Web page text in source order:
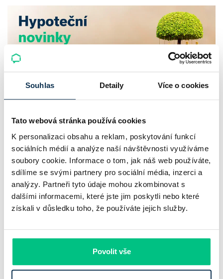
Souhlas Detaily Více o cookies
Tato webová stránka používá cookies
K personalizaci obsahu a reklam, poskytování funkcí
sociálních médií a analýze naší návštěvnosti využíváme
soubory cookie. Informace o tom, jak náš web používáte,
sdílíme se svými partnery pro sociální média, inzerci a
analýzy. Partneři tyto údaje mohou zkombinovat s
dalšími informacemi, které jste jim poskytli nebo které
získali v důsledku toho, že používáte jejich služby.
Povolit vše
hypotéky, zatímco Raiffeisenbank
prodloužila slevu do 6.9.2026
Český hypoteční trh na konci července 2026 potvrzuje, že
sazby zůstávají pod tlakem a část bank pokračuje v jejich
růstu. UniCredit Bank od 27.7.2026 zvýšila hypoteční sazby
plošně o 0,1…